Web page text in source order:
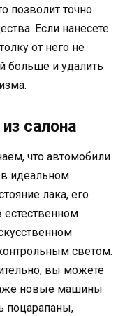
позволит точно
Если нанесете
от него не
больше и удалить
салона
что автомобили
идеальном
лака, его
светом.
вы можете
новые машины
поцарапаны,